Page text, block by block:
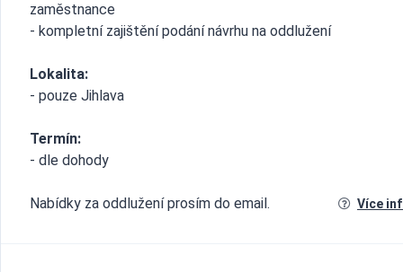
zaměstnance
- kompletní zajištění podání návrhu na oddlužení
Lokalita:
- pouze Jihlava
Termín:
- dle dohody
Nabídky za oddlužení prosím do email. Více